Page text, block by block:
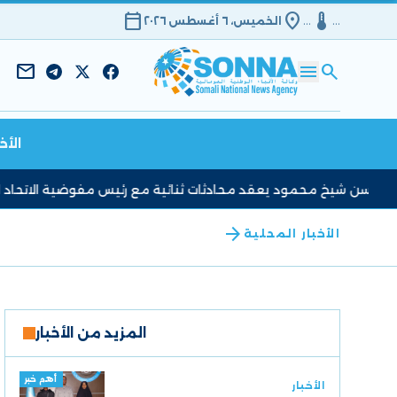
calendar_today الخميس، ٦ أغسطس ٢٠٢٦ location_on … device_thermostat …
search
menu
mail
حسن شيخ محمود يعقد محادثات ثنائية مع رئيس مفوضية الاتحاد
arrow_back الأخبار المحلية
المزيد من الأخبار
أهم خبر
الأخبار